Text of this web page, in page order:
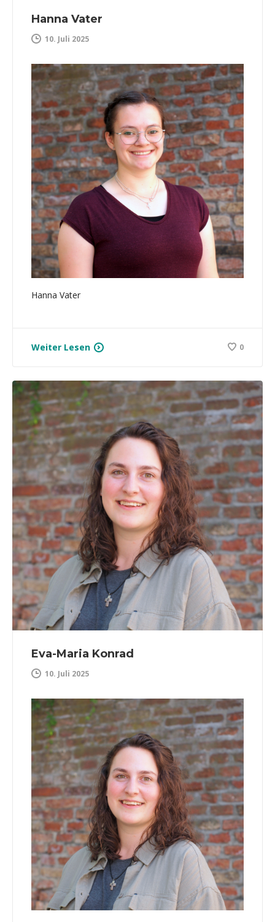
Hanna Vater
10. Juli 2025
Hanna Vater
Weiter Lesen 0
Eva-Maria Konrad
10. Juli 2025